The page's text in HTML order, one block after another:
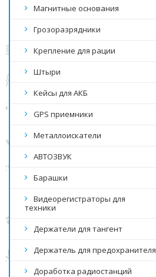
Магнитные основания
Грозоразрядники
Крепление для рации
Штыри
Кейсы для АКБ
GPS приемники
Металлоискатели
АВТОЗВУК
Барашки
Видеорегистраторы для
техники
Держатели для тангент
Держатель для предохранителя
Доработка радиостанций